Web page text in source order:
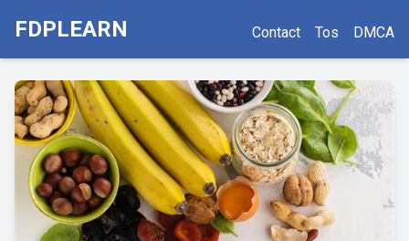
FDPLEARN Contact Tos DMCA